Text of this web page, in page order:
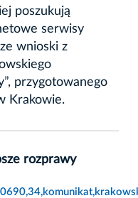
poszukują
serwisy
wnioski z
przygotowanego
Krakowie.
rozprawy